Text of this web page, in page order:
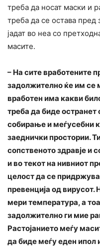
треба да носат маски и
треба да се остава пред
јадат во неа со
масите.
– На сите вработените
задолжително ќе им се
вработен има какви
треба да биде
собирање и меѓусебни
заеднички простории.
сопственото здравје и
и во текот на нивниот
целост да се
превенција од
мери температура, а
задолжително ги мие
Растојанието меѓу
да биде меѓу еден ипол